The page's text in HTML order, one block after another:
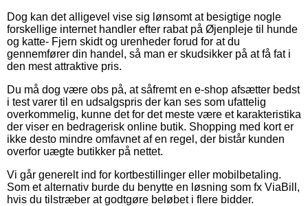
Dog kan det alligevel vise sig lønsomt at besigtige nogle
forskellige internet handler efter rabat på Øjenpleje til hunde
og katte- Fjern skidt og urenheder forud for at du
gennemfører din handel, så man er skudsikker på at få fat i
den mest attraktive pris.
Du må dog være obs på, at såfremt en e-shop afsætter bedst
i test varer til en udsalgspris der kan ses som ufattelig
overkommelig, kunne det for det meste være et karakteristika
der viser en bedragerisk online butik. Shopping med kort er
ikke desto mindre omfavnet af en regel, der bistår kunden
overfor uægte butikker på nettet.
Vi går generelt ind for kortbestillinger eller mobilbetaling.
Som et alternativ burde du benytte en løsning som fx ViaBill,
hvis du tilstræber at godtgøre beløbet i flere bidder.